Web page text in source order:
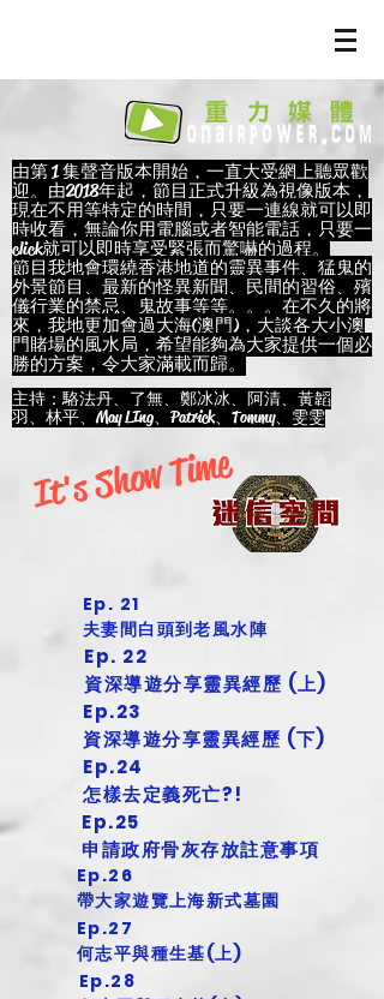
由第 1 集聲音版本開始，一直大受網上聽眾歡
迎。由2018年起，節目正式升級為視像版本，
現在不用等特定的時間，只要一連線就可以即
時收看，無論你用電腦或者智能電話，只要一
click就可以即時享受緊張而驚嚇的過程。
節目我地會環繞香港地道的靈異事件、猛鬼的
外景節目、最新的怪異新聞、民間的習俗、殯
儀行業的禁忌、鬼故事等等。。。在不久的將
來，我地更加會過大海(澳門)，大談各大小澳
門賭場的風水局，希望能夠為大家提供一個必
勝的方案，令大家滿載而歸。
主持：駱法丹、了無、鄭冰冰、阿清、黃韜
羽、林平、May LIng、Patrick、Tommy、雯雯
It's Show Time
Ep. 21
夫妻間白頭到老風水陣
Ep. 22
資深導遊分享靈異經歷 (上)
Ep.23
資深導遊分享靈異經歷 (下)
Ep.24
怎樣去定義死亡?!
Ep.25
申請政府骨灰存放註意事項
Ep.26
帶大家遊覽上海新式墓園
Ep.27
何志平與種生基(上)
Ep.28